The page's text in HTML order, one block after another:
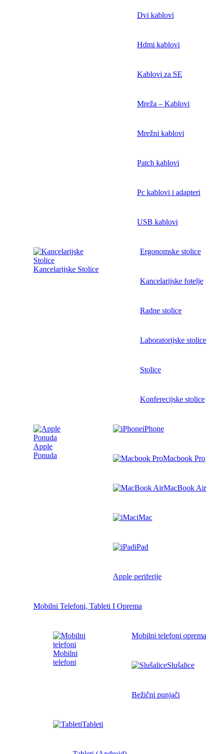
Dvi kablovi
Hdmi kablovi
Kablovi za SE
Mreža – Kablovi
Mrežni kablovi
Patch kablovi
Pc kablovi i adapteri
USB kablovi
Kancelarijske Stolice
Ergonomske stolice
Kancelarijske fotelje
Radne stolice
Laboratorijske stolice
Stolice
Konferecijske stolice
Apple
Ponuda
iPhone
Macbook Pro
MacBook Air
iMac
iPad
Apple periferije
Mobilni Telefoni, Tableti I Oprema
Mobilni
telefoni
Mobilni telefoni oprema
Slušalice
Bežični punjači
Tableti